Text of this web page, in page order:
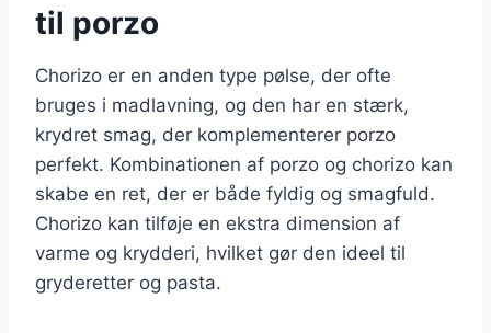
til porzo
Chorizo er en anden type pølse, der ofte
bruges i madlavning, og den har en stærk,
krydret smag, der komplementerer porzo
perfekt. Kombinationen af porzo og chorizo kan
skabe en ret, der er både fyldig og smagfuld.
Chorizo kan tilføje en ekstra dimension af
varme og krydderi, hvilket gør den ideel til
gryderetter og pasta.